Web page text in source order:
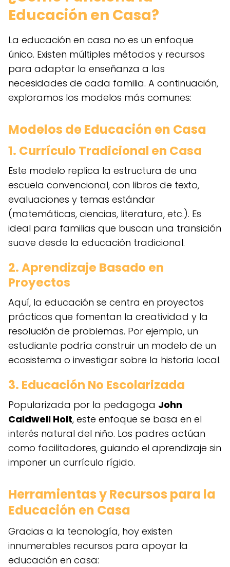
Educación en Casa?
La educación en casa no es un enfoque
único. Existen múltiples métodos y recursos
para adaptar la enseñanza a las
necesidades de cada familia. A continuación,
exploramos los modelos más comunes:
Modelos de Educación en Casa
1. Currículo Tradicional en Casa
Este modelo replica la estructura de una
escuela convencional, con libros de texto,
evaluaciones y temas estándar
(matemáticas, ciencias, literatura, etc.). Es
ideal para familias que buscan una transición
suave desde la educación tradicional.
2. Aprendizaje Basado en
Proyectos
Aquí, la educación se centra en proyectos
prácticos que fomentan la creatividad y la
resolución de problemas. Por ejemplo, un
estudiante podría construir un modelo de un
ecosistema o investigar sobre la historia local.
3. Educación No Escolarizada
Popularizada por la pedagoga John
Caldwell Holt, este enfoque se basa en el
interés natural del niño. Los padres actúan
como facilitadores, guiando el aprendizaje sin
imponer un currículo rígido.
Herramientas y Recursos para la
Educación en Casa
Gracias a la tecnología, hoy existen
innumerables recursos para apoyar la
educación en casa: